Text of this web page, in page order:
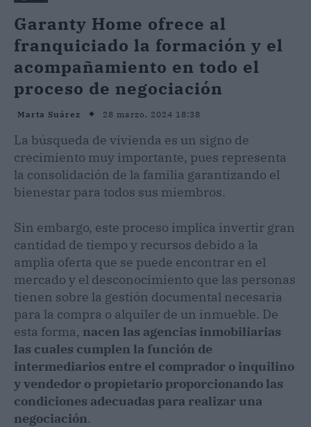
Garanty Home ofrece al
franquiciado la formación y el
acompañamiento en todo el
proceso de negociación
Marta Suárez 28 marzo, 2024 18:38
La búsqueda de vivienda es un signo de
crecimiento muy importante, pues representa
la consolidación de la familia garantizando el
bienestar para todos sus miembros.
Sin embargo, este proceso implica invertir gran
cantidad de tiempo y recursos debido a la
amplia oferta que se puede encontrar en el
mercado y el desconocimiento que las personas
tienen sobre la gestión documental necesaria
para la compra o alquiler de un inmueble. De
esta forma, nacen las agencias inmobiliarias
las cuales cumplen la función de
intermediarios entre el comprador o inquilino
y vendedor o propietario proporcionando las
condiciones adecuadas para realizar una
negociación.